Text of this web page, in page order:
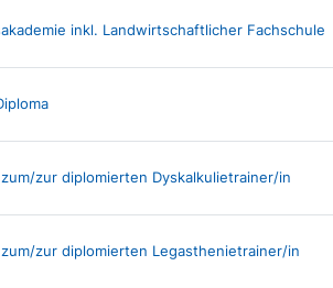
inkl. Landwirtschaftlicher Fachschule
zur diplomierten Dyskalkulietrainer/in
zur diplomierten Legasthenietrainer/in